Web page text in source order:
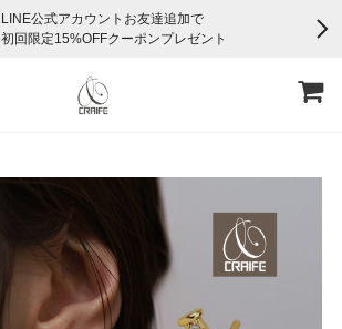
LINE公式アカウントお友達追加で
初回限定15%OFFクーポンプレゼント